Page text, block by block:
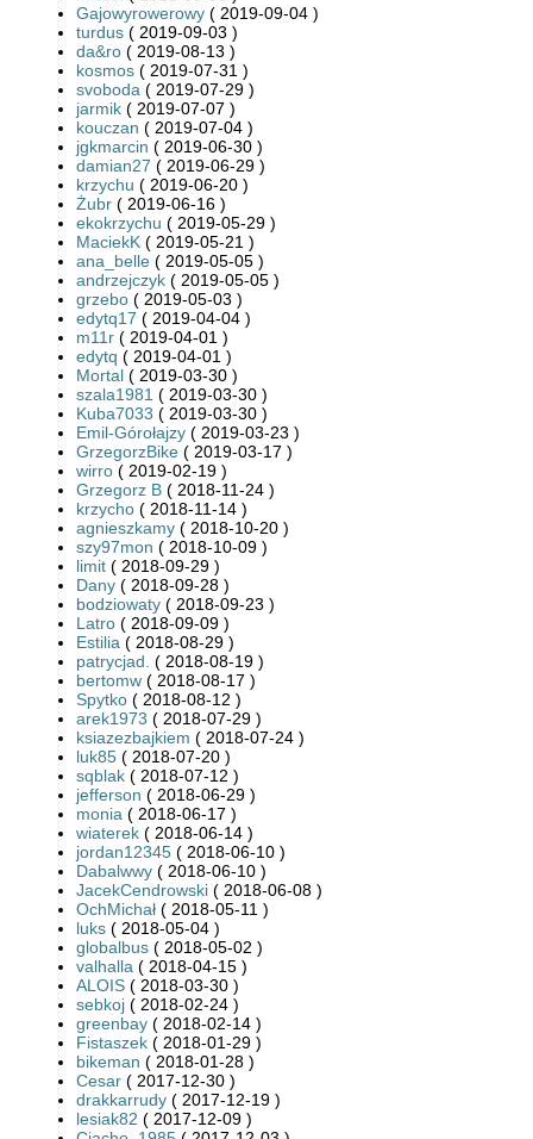
Gajowyrowerowy ( 2019-09-04 )
turdus ( 2019-09-03 )
da&ro ( 2019-08-13 )
kosmos ( 2019-07-31 )
svoboda ( 2019-07-29 )
jarmik ( 2019-07-07 )
kouczan ( 2019-07-04 )
jgkmarcin ( 2019-06-30 )
damian27 ( 2019-06-29 )
krzychu ( 2019-06-20 )
Żubr ( 2019-06-16 )
ekokrzychu ( 2019-05-29 )
MaciekK ( 2019-05-21 )
ana_belle ( 2019-05-05 )
andrzejczyk ( 2019-05-05 )
grzebo ( 2019-05-03 )
edytq17 ( 2019-04-04 )
m11r ( 2019-04-01 )
edytq ( 2019-04-01 )
Mortal ( 2019-03-30 )
szala1981 ( 2019-03-30 )
Kuba7033 ( 2019-03-30 )
Emil-Górołajzy ( 2019-03-23 )
GrzegorzBike ( 2019-03-17 )
wirro ( 2019-02-19 )
Grzegorz B ( 2018-11-24 )
krzycho ( 2018-11-14 )
agnieszkamy ( 2018-10-20 )
szy97mon ( 2018-10-09 )
limit ( 2018-09-29 )
Dany ( 2018-09-28 )
bodziowaty ( 2018-09-23 )
Latro ( 2018-09-09 )
Estilia ( 2018-08-29 )
patrycjad. ( 2018-08-19 )
bertomw ( 2018-08-17 )
Spytko ( 2018-08-12 )
arek1973 ( 2018-07-29 )
ksiazezbajkiem ( 2018-07-24 )
luk85 ( 2018-07-20 )
sqblak ( 2018-07-12 )
jefferson ( 2018-06-29 )
monia ( 2018-06-17 )
wiaterek ( 2018-06-14 )
jordan12345 ( 2018-06-10 )
Dabalwwy ( 2018-06-10 )
JacekCendrowski ( 2018-06-08 )
OchMichał ( 2018-05-11 )
luks ( 2018-05-04 )
globalbus ( 2018-05-02 )
valhalla ( 2018-04-15 )
ALOIS ( 2018-03-30 )
sebkoj ( 2018-02-24 )
greenbay ( 2018-02-14 )
Fistaszek ( 2018-01-29 )
bikeman ( 2018-01-28 )
Cesar ( 2017-12-30 )
drakkarrudy ( 2017-12-19 )
lesiak82 ( 2017-12-09 )